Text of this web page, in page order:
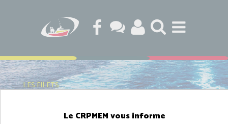
LES FILETS
Le CRPMEM vous informe